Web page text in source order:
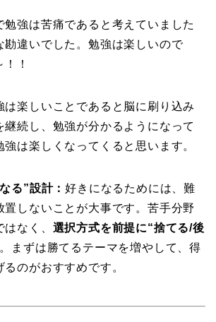
勉強は苦痛であると考えていました
勘違いでした。勉強は楽しいので
！
は楽しいことであると脳に刷り込み
継続し、勉強が分かるようになって
強は楽しくなってくると思います。
る”設計：好きになるためには、難
置しないことが大事です。苦手分野
なく、 選択方式を前提に“捨てる/後
まずは勝てるテーマを増やして、得
のがおすすめです。